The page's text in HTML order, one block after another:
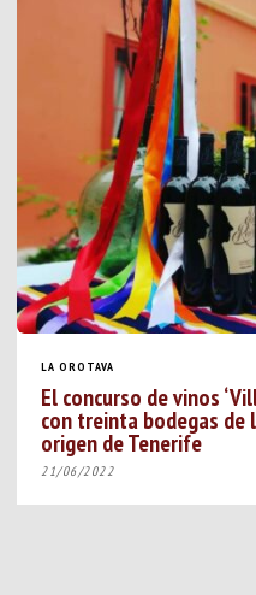
LA OROTAVA
El concurso de vinos
con treinta bodegas de
origen de Tenerife
21/06/2022